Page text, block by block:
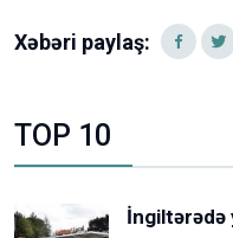
Xəbəri paylaş:
TOP 10
İngiltərədə